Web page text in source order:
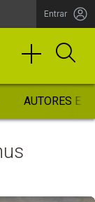
Entrar
AUTORES